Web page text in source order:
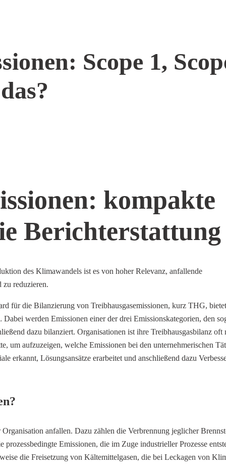
Scope 1,
kompakte
Berichterstattung
des Klimawandels ist es von hoher Relevanz, anfallende
zu reduzieren.
für die Bilanzierung von Treibhausgasemissionen, kurz THG,
werden Emissionen einer der drei Emissionskategorien, den
dazu bilanziert. Organisationen ist ihre Treibhausgasbilanz oft
um aufzuzeigen, welche Emissionen bei den unternehmerischen
erkannt, Lösungsansätze erarbeitet und anschließend dazu
Organisation anfallen. Dazu zählen die Verbrennung jeglicher
Emissionen, die im Zuge industrieller Prozesse
die Freisetzung von Kältemittelgasen, die bei Leckagen von